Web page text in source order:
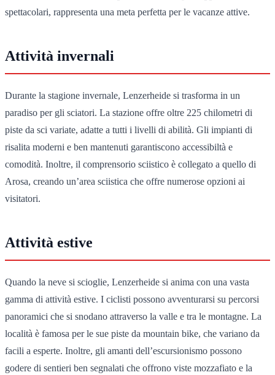
spettacolari, rappresenta una meta perfetta per le vacanze attive.
Attività invernali
Durante la stagione invernale, Lenzerheide si trasforma in un
paradiso per gli sciatori. La stazione offre oltre 225 chilometri di
piste da sci variate, adatte a tutti i livelli di abilità. Gli impianti di
risalita moderni e ben mantenuti garantiscono accessibiltà e
comodità. Inoltre, il comprensorio sciistico è collegato a quello di
Arosa, creando un’area sciistica che offre numerose opzioni ai
visitatori.
Attività estive
Quando la neve si scioglie, Lenzerheide si anima con una vasta
gamma di attività estive. I ciclisti possono avventurarsi su percorsi
panoramici che si snodano attraverso la valle e tra le montagne. La
località è famosa per le sue piste da mountain bike, che variano da
facili a esperte. Inoltre, gli amanti dell’escursionismo possono
godere di sentieri ben segnalati che offrono viste mozzafiato e la